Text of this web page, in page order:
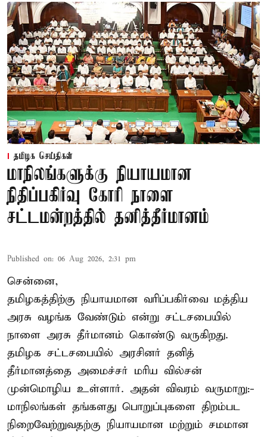
தமிழக செய்திகள்
மாநிலங்களுக்கு நியாயமான
நிதிப்பகிர்வு கோரி நாளை
சட்டமன்றத்தில் தனித்தீர்மானம்
Published on: 06 Aug 2026, 2:31 pm
சென்னை,
தமிழகத்திற்கு நியாயமான வரிப்பகிர்வை மத்திய
அரசு வழங்க வேண்டும் என்று சட்டசபையில்
நாளை அரசு தீர்மானம் கொண்டு வருகிறது.
தமிழக சட்டசபையில் அரசினர் தனித்
தீர்மானத்தை அமைச்சர் மரிய வில்சன்
முன்மொழிய உள்ளார். அதன் விவரம் வருமாறு:-
மாநிலங்கள் தங்களது பொறுப்புகளை திறம்பட
நிறைவேற்றுவதற்கு நியாயமான மற்றும் சமமான